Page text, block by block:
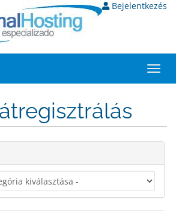
Bejelentkezés